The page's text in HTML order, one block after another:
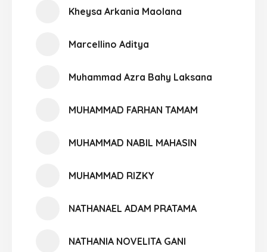
Kheysa Arkania Maolana
Marcellino Aditya
Muhammad Azra Bahy Laksana
MUHAMMAD FARHAN TAMAM
MUHAMMAD NABIL MAHASIN
MUHAMMAD RIZKY
NATHANAEL ADAM PRATAMA
NATHANIA NOVELITA GANI